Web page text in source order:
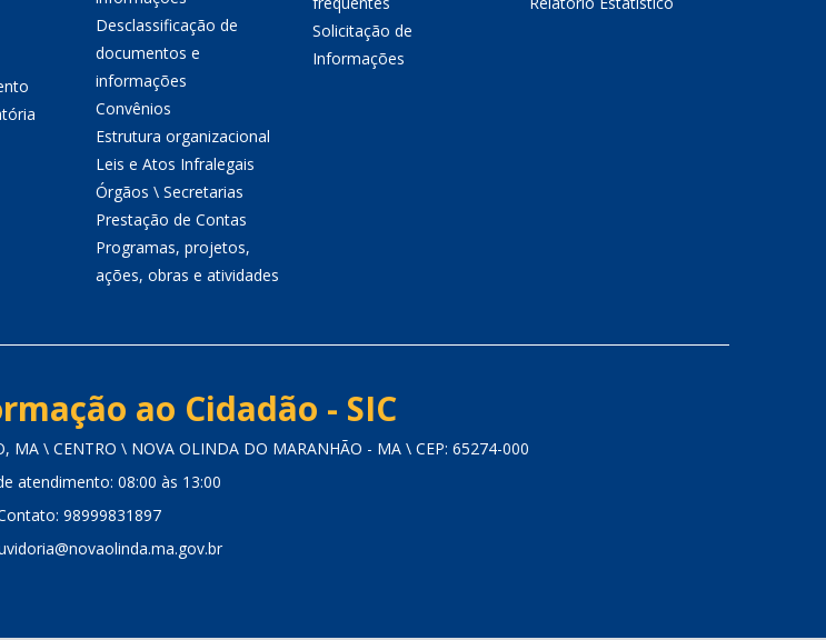
Desclassificação de
documentos e
informações
Convênios
Estrutura organizacional
Leis e Atos Infralegais
Órgãos \ Secretarias
Prestação de Contas
Programas, projetos,
ações, obras e atividades
Solicitação de
Informações
ao Cidadão - SIC
MA \ CENTRO \ NOVA OLINDA DO MARANHÃO - MA \ CEP: 65274-000
atendimento: 08:00 às 13:00
98999831897